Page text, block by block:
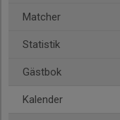
Matcher
Statistik
Gästbok
Kalender